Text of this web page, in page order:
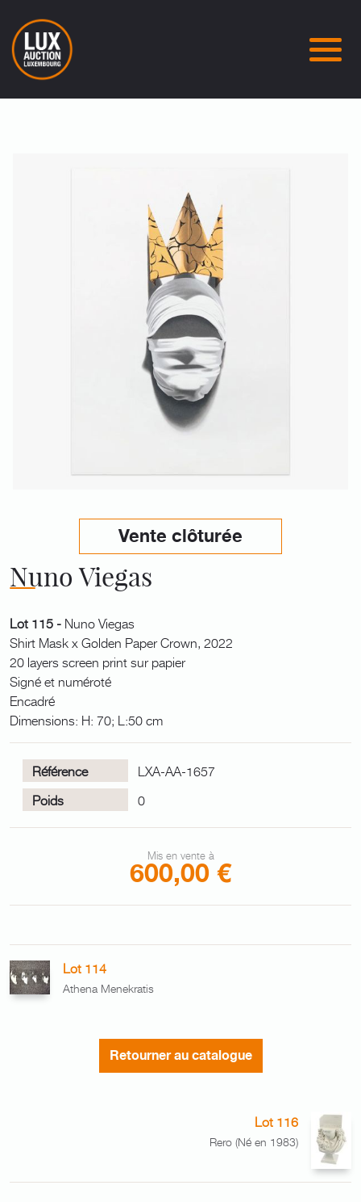
Vente clôturée
Nuno Viegas
Lot 115 - Nuno Viegas
Shirt Mask x Golden Paper Crown, 2022
20 layers screen print sur papier
Signé et numéroté
Encadré
Dimensions: H: 70; L:50 cm
Référence
LXA-AA-1657
Poids
0
Mis en vente à
600,00 €
Lot 114
Athena Menekratis
Retourner au catalogue
Lot 116
Rero (Né en 1983)